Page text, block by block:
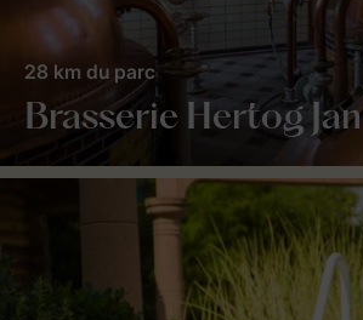
Brasserie Hertog Jan
28 km du parc